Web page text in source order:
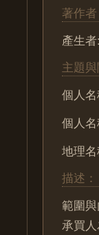
著作者
產生
主題與
個人
個人
地理
描述：
範圍
承買